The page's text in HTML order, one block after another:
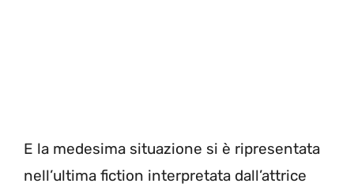
E la medesima situazione si è ripresentata
nell’ultima fiction interpretata dall’attrice